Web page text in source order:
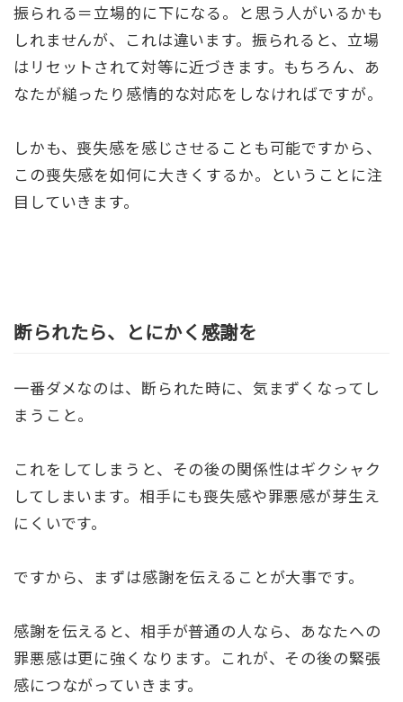
振られる＝立場的に下になる。と思う人がいるかも
しれませんが、これは違います。振られると、立場
はリセットされて対等に近づきます。もちろん、あ
なたが縋ったり感情的な対応をしなければですが。
しかも、喪失感を感じさせることも可能ですから、
この喪失感を如何に大きくするか。ということに注
目していきます。
断られたら、とにかく感謝を
一番ダメなのは、断られた時に、気まずくなってし
まうこと。
これをしてしまうと、その後の関係性はギクシャク
してしまいます。相手にも喪失感や罪悪感が芽生え
にくいです。
ですから、まずは感謝を伝えることが大事です。
感謝を伝えると、相手が普通の人なら、あなたへの
罪悪感は更に強くなります。これが、その後の緊張
感につながっていきます。